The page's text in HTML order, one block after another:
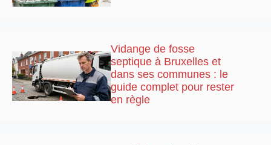
Vidange de fosse
septique à Bruxelles et
dans ses communes : le
guide complet pour rester
en règle